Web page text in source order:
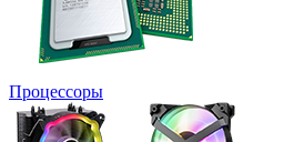
Процессоры